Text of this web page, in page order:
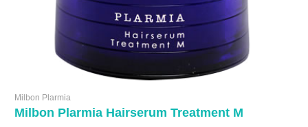
Milbon Plarmia
Milbon Plarmia Hairserum Treatment M